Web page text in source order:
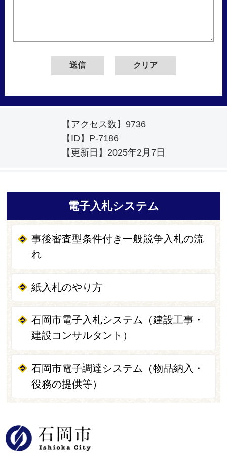
【アクセス数】 9736
【ID】 P-7186
【更新日】 2025年2月7日
電子入札システム
事後審査型条件付き一般競争入札の流
れ
紙入札のやり方
石岡市電子入札システム（建設工事・
建設コンサルタント）
石岡市電子調達システム（物品納入・
役務の提供等）